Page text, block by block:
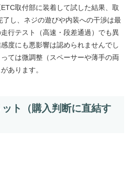
取付部に装着して試した結果、取
了し、ネジの遊びや内装への干渉は最
行テスト（高速・段差通過）でも異
度にも悪影響は認められませんでし
ては微調整（スペーサーや薄手の両
あります。
ト（購入判断に直結す